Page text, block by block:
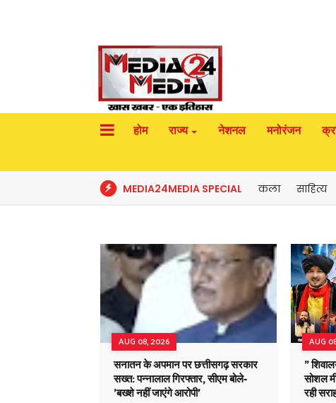
होम राज्य नेशनल मनोरंजन
MEDIA24MEDIA SPECIAL कला साहित्य
AUG 08, 2026
सनातन के अपमान पर छत्तीसगढ़ सरकार
सख्त: पन्नालाल गिरफ्तार, सीएम बोले-
'बख्शे नहीं जाएंगे आरोपी'
AUG
"
सोशल
रही